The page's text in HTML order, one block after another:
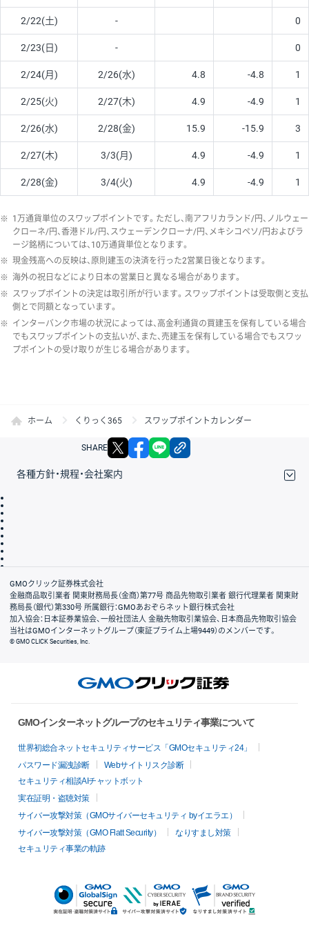
2/22(土) - 0
2/23(日) - 0
2/24(月) 2/26(水) 4.8 -4.8 1
2/25(火) 2/27(木) 4.9 -4.9 1
2/26(水) 2/28(金) 15.9 -15.9 3
2/27(木) 3/3(月) 4.9 -4.9 1
2/28(金) 3/4(火) 4.9 -4.9 1
※ 1万通貨単位のスワップポイントです。ただし、南アフリカランド/円、ノルウェー
クローネ/円、香港ドル/円、スウェーデンクローナ/円、メキシコペソ/円およびラ
ージ銘柄については、10万通貨単位となります。
※ 現金残高への反映は、原則建玉の決済を行った2営業日後となります。
※ 海外の祝日などにより日本の営業日と異なる場合があります。
※ スワップポイントの決定は取引所が行います。スワップポイントは受取側と支払
側とで同額となっています。
※ インターバンク市場の状況によっては、高金利通貨の買建玉を保有している場合
でもスワップポイントの支払いが、また、売建玉を保有している場合でもスワッ
プポイントの受け取りが生じる場合があります。
ホーム くりっく365 スワップポイントカレンダー
SHARE X facebook
各種方針・規程・会社案内
会社案内
GMOクリック証券株式会社
金融商品取引業者 関東財務局長（金商）第77号 商品先物取引業者 銀行代理業者 関東財
務局長（銀代）第330号 所属銀行：GMOあおぞらネット銀行株式会社
加入協会：日本証券業協会、一般社団法人 金融先物取引業協会、日本商品先物取引協会
当社はGMOインターネットグループ（東証プライム上場9449）のメンバーです。
© GMO CLICK Securities, Inc.
GMOインターネットグループのセキュリティ事業について
世界初総合ネットセキュリティサービス「GMOセキュリティ24」
パスワード漏洩診断
Webサイトリスク診断
セキュリティ相談AIチャットボット
実在証明・盗聴対策
サイバー攻撃対策（GMOサイバーセキュリティ byイエラエ）
サイバー攻撃対策（GMO Flatt Security）
なりすまし対策
セキュリティ事業の軌跡